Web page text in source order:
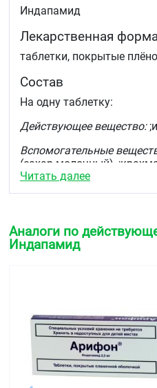
Индапамид
Лекарственная
таблетки, покрытые
Состав
На одну таблетку:
Действующее вещество:
Вспомогательные
(сахар молочный),
К25, ;магния стеарат,
микрокристаллическая, ;
Описание
Диуретическое средство
Код АТХ
Читать далее
Аналоги по
Индапамид